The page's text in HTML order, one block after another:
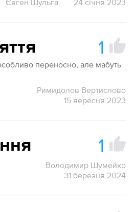
Євген Шульга 24 січня 2023
1
переносно, але мабуть
Римидолов Вертислово
15 вересня 2023
1
Володимир Шумейко
31 березня 2024